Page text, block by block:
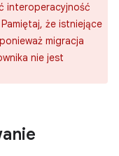
interoperacyjność
że istniejące
migracja
nie jest